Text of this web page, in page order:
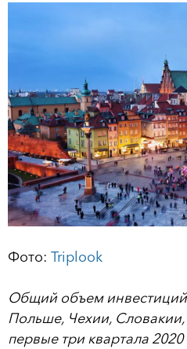
Фото: Triplook
Общий объем
Польше, Чехии,
первые три квартала